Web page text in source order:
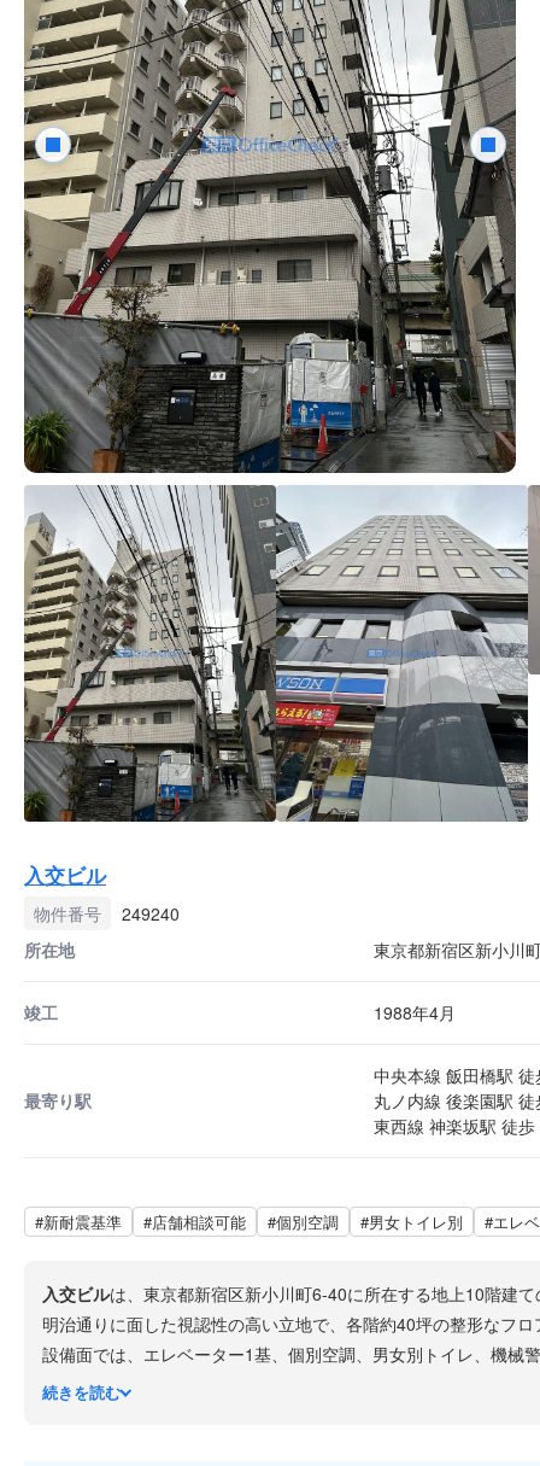
入交ビル
物件番号
249240
所在地
東京都新宿区新小川
竣工 1988年4月
最寄り駅
中央本線 飯田橋駅
丸ノ内線 後楽園駅
東西線 神楽坂駅 徒
#新耐震基準 #店舗相談可能 #個別空調 #男女トイレ別 #エレ
入交ビルは、東京都新宿区新小川町6-40に所在する地上10階建
明治通りに面した視認性の高い立地で、各階約40坪の整形なフ
設備面では、エレベーター1基、個別空調、男女別トイレ、機
ス環境を実現できます。室内には水回りも設置されています。
続きを読む